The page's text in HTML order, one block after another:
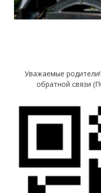
Уважаемые
обратной связи